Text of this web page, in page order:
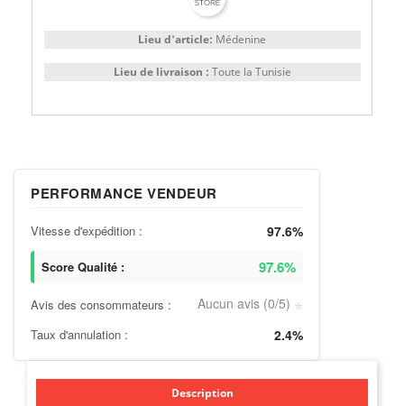
Lieu d'article: Médenine
Lieu de livraison : Toute la Tunisie
PERFORMANCE VENDEUR
Vitesse d'expédition : 97.6%
Score Qualité : 97.6%
Avis des consommateurs : Aucun avis (0/5) ⭐
Taux d'annulation : 2.4%
Description